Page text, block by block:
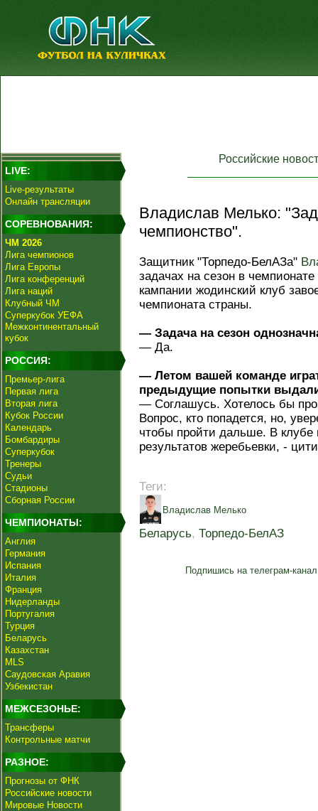
LIVE:
Live-результаты
Онлайн трансляции
СОРЕВНОВАНИЯ:
ЧМ 2026
Лига чемпионов
Лига Европы
Лига конференций
Лига наций
Клубный ЧМ
Суперкубок УЕФА
Межконтинентальный
кубок
РОССИЯ:
Премьер-лига
Первая лига
Вторая лига
Кубок России
Календарь
Бомбардиры
Суперкубок
Тренеры
Судьи
Стадионы
Сборная России
ЧЕМПИОНАТЫ:
Англия
Германия
Испания
Италия
Франция
Нидерланды
Португалия
Турция
Беларусь
Казахстан
MLS
Саудовская Аравия
Узбекистан
МЕЖСЕЗОНЬЕ:
Трансферы
Контрольные матчи
РАЗНОЕ:
Прогнозы от ФНК
Российские новости
Мировые Новости
Российские
Владислав Мелько:
чемпионство".
Защитник "Торпедо-БелАЗа"
задачах на сезон в
кампании жодинский клуб
чемпионата страны.
— Задача на сезон
— Да.
— Летом вашей команде
предыдущие попытки
— Соглашусь. Хотелось бы
Вопрос, кто попадется, но,
чтобы пройти дальше. В клубе
результатов жеребьевки, -
Теги:
Владислав Мелько
Беларусь, Торпедо-БелАЗ
Подпишись на телеграм-